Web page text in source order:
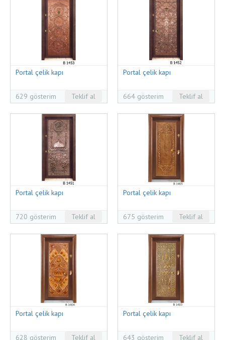
Portal çelik kapı
629 gösterim Teklif al
Portal çelik kapı
664 gösterim Teklif al
Portal çelik kapı
720 gösterim Teklif al
Portal çelik kapı
675 gösterim Teklif al
Portal çelik kapı
628 gösterim Teklif al
Portal çelik kapı
643 gösterim Teklif al